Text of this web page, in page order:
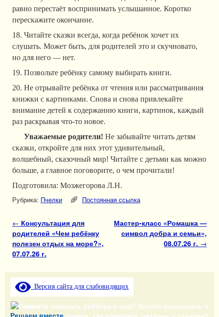
равно перестаёт воспринимать услышанное. Коротко
перескажите окончание.
18. Читайте сказки всегда, когда ребёнок хочет их
слушать. Может быть, для родителей это и скучновато,
но для него — нет.
19. Позвольте ребёнку самому выбирать книги.
20. Не отрывайте ребёнка от чтения или рассматривания
книжки с картинками. Снова и снова привлекайте
внимание детей к содержанию книги, картинок, каждый
раз раскрывая что-то новое.
Уважаемые родители! Не забывайте читать детям
сказки, откройте для них этот удивительный,
волшебный, сказочный мир! Читайте с детьми как можно
больше, а главное поговорите, о чем прочитали!
Подготовила: Мозжегорова Л.Н.
Рубрика: Пчелки Постоянная ссылка
Навигация по записям
← Консультация для
родителей «Чем ребёнку
полезен отдых на море?»,
07.07.26 г.
Мастер-класс «Ромашка —
символ добра и семьи»,
08.07.26 г. →
Версия сайта для слабовидящих
Решаем вместе
Не можете записать ребёнка в сад? Хотите рассказать о